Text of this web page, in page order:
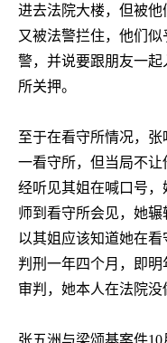
进去法院大楼，但被他
又被法警拦住，他们
警，并说要跟朋友一
所关押。
至于在看守所情况，
一看守所，但当局不让
经听见其姐在喊口号
师到看守所会见，她
以其姐应该知道她在
判刑一年四个月，即明
审判，她本人在法院没
张五洲与梁颂基案件10